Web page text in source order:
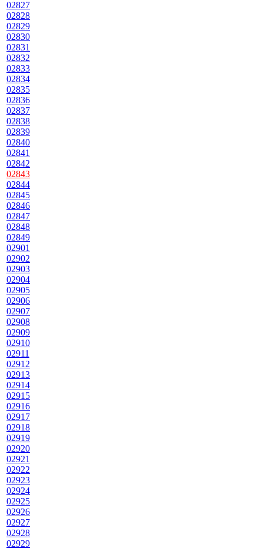
02827
02828
02829
02830
02831
02832
02833
02834
02835
02836
02837
02838
02839
02840
02841
02842
02843
02844
02845
02846
02847
02848
02849
02901
02902
02903
02904
02905
02906
02907
02908
02909
02910
02911
02912
02913
02914
02915
02916
02917
02918
02919
02920
02921
02922
02923
02924
02925
02926
02927
02928
02929